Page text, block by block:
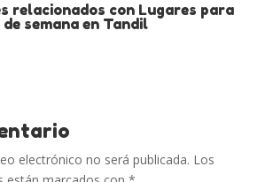
relacionados con Lugares para
semana en Tandil
electrónico no será publicada. Los